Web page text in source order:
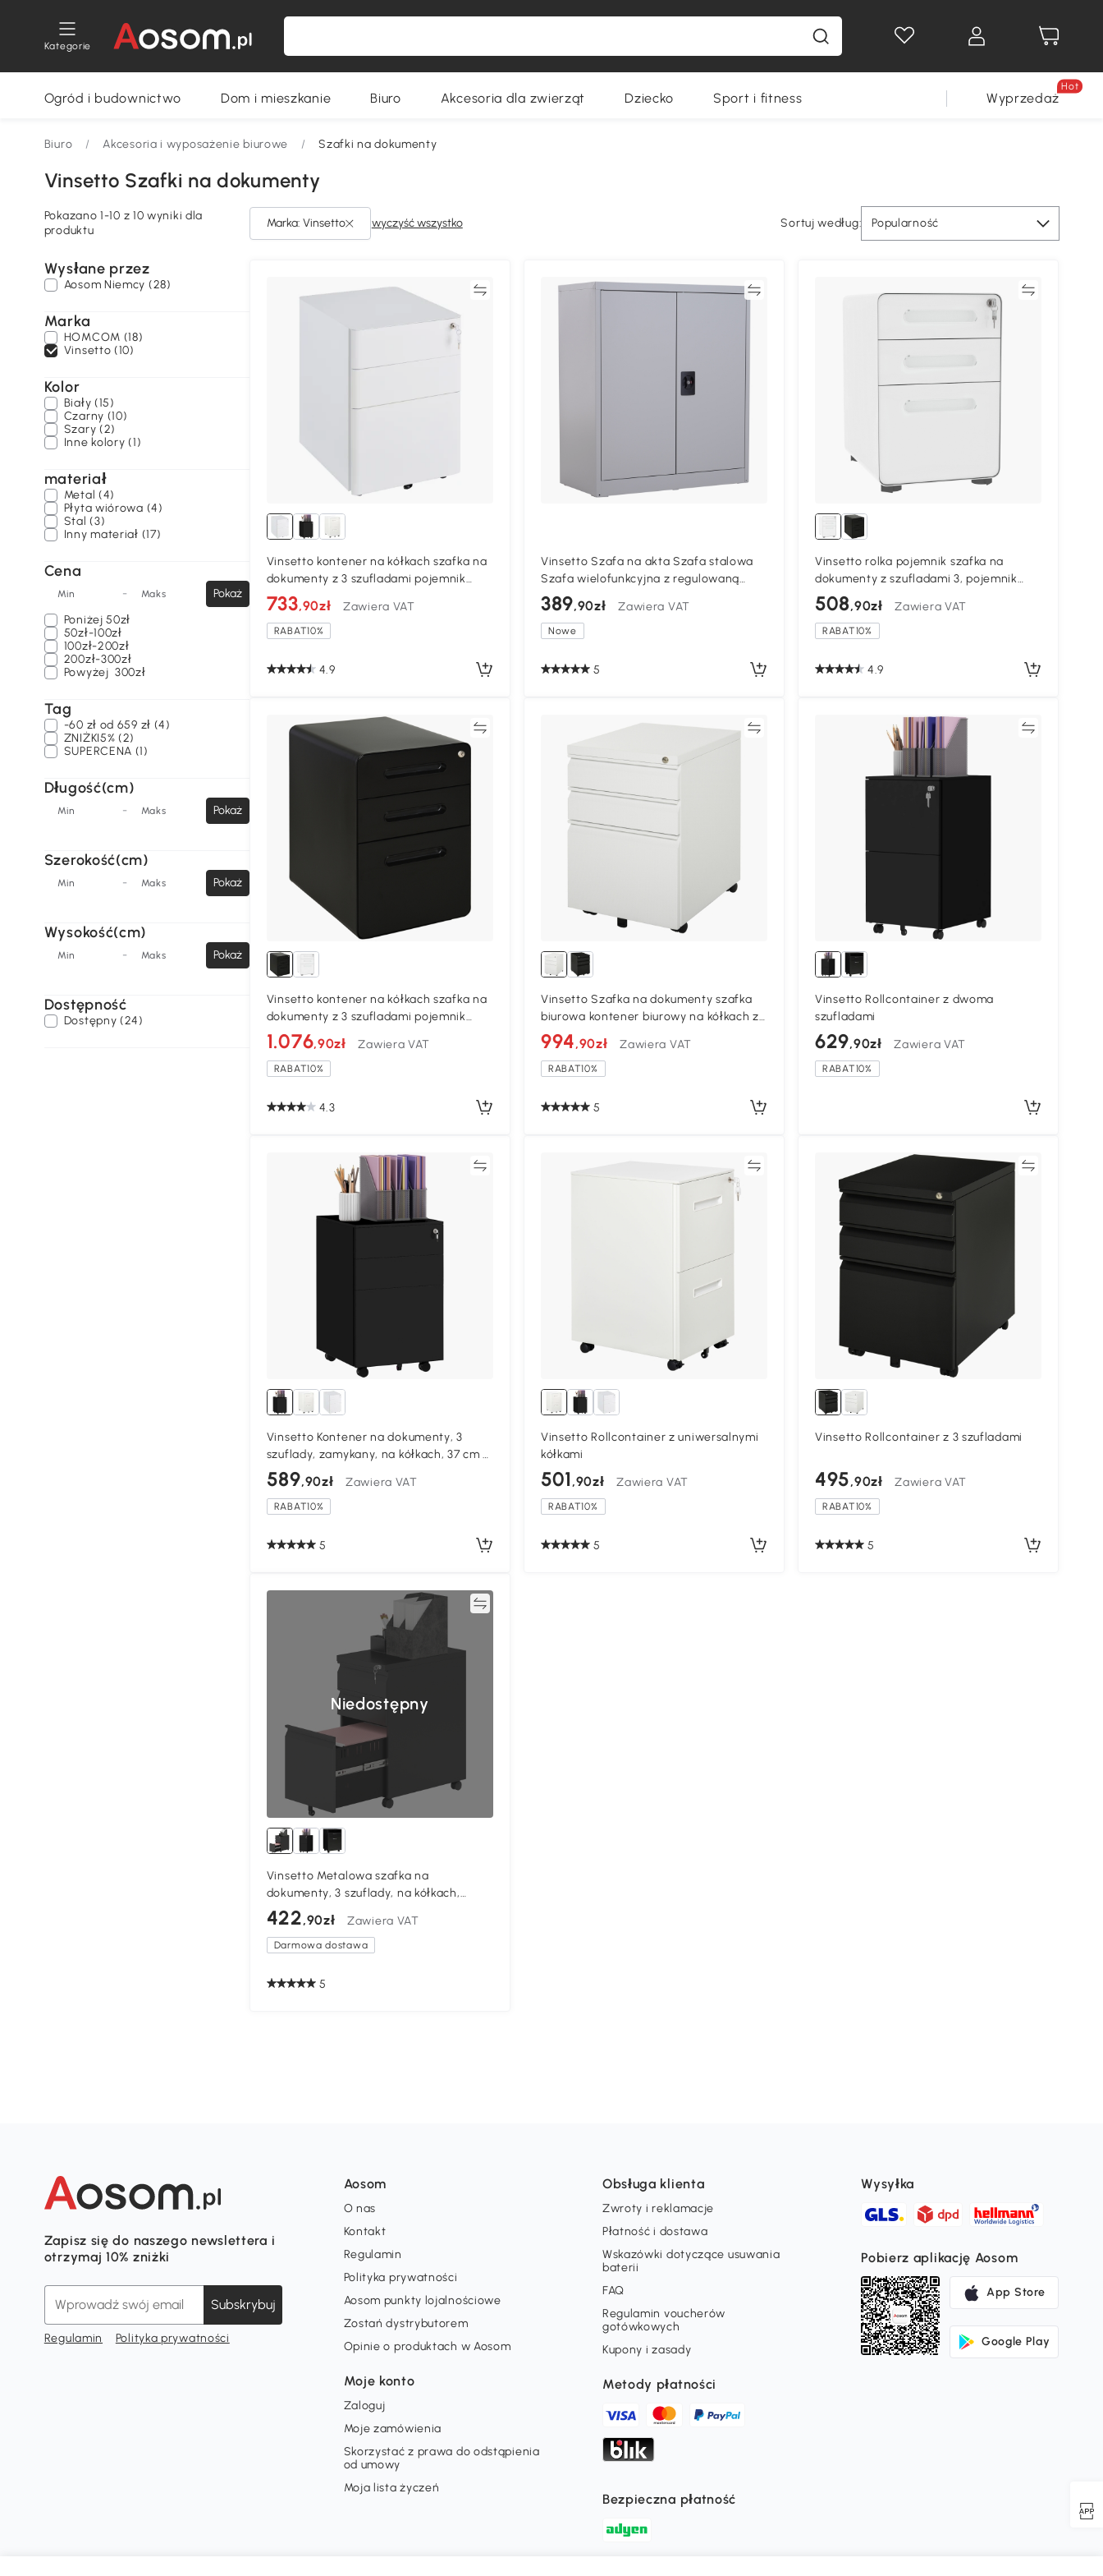
Kategorie
Ogród i budownictwo Dom i mieszkanie Biuro Akcesoria dla zwierząt Dziecko Sport i fitness Wyprzedaż
Hot
Biuro / Akcesoria i wyposażenie biurowe / Szafki na dokumenty
Vinsetto Szafki na dokumenty
Pokazano 1-10 z 10 wyniki dla
produktu
Sortuj według: Popularność
wyczyść wszystko
Marka: Vinsetto
Wysłane przez
Aosom Niemcy (28)
Marka
HOMCOM (18)
Vinsetto (10)
Kolor
Biały (15)
Czarny (10)
Szary (2)
Inne kolory (1)
materiał
Metal (4)
Płyta wiórowa (4)
Stal (3)
Inny materiał (17)
Cena
Min - Maks
Pokaż
Poniżej50zł
50zł-100zł
100zł-200zł
200zł-300zł
Powyżej300zł
Tag
-60 zł od 659 zł (4)
ZNIŻKI5% (2)
SUPERCENA (1)
Długość(cm)
Min - Maks Pokaż
Szerokość(cm)
Min - Maks Pokaż
Wysokość(cm)
Min - Maks Pokaż
Dostępność
Dostępny (24)
Porównywać
Vinsetto kontener na kółkach szafka na
dokumenty z 3 szufladami pojemnik
biurowy stal czarny
733,90zł Zawiera VAT
RABAT10%
4.9
Porównywać
Vinsetto Szafa na akta Szafa stalowa
Szafa wielofunkcyjna z regulowaną
półką i zamkiem do gabinetu i salonu
Szary
389,90zł Zawiera VAT
Nowe
5
Vinsetto rolka pojemnik szafka na
dokumenty z szufladami 3, pojemnik
biurowy, stal, biały
508,90zł Zawiera VAT
RABAT10%
4.9
Porównywać
Vinsetto kontener na kółkach szafka na
dokumenty z 3 szufladami pojemnik
biurowy stal czarny
1.076,90zł Zawiera VAT
RABAT10%
4.3
Porównywać
Vinsetto Szafka na dokumenty szafka
biurowa kontener biurowy na kółkach z
3 szufladami stal biały
994,90zł Zawiera VAT
RABAT10%
5
Porównywać
Vinsetto Rollcontainer z dwoma
szufladami
629,90zł Zawiera VAT
RABAT10%
Porównywać
Vinsetto Kontener na dokumenty, 3
szuflady, zamykany, na kółkach, 37 cm x
43,5 cm x 60 cm, Czarny
589,90zł Zawiera VAT
RABAT10%
5
Vinsetto Rollcontainer z uniwersalnymi
kółkami
501 ,90zł Zawiera VAT
RABAT10%
5
Porównywać
Vinsetto Rollcontainer z 3 szufladami
495,90zł Zawiera VAT
RABAT10%
5
Niedostępny
Porównywać
Vinsetto Metalowa szafka na
dokumenty, 3 szuflady, na kółkach,
Zamykana, Czarna
422,90zł Zawiera VAT
Darmowa dostawa
5
Zapisz się do naszego newslettera i
otrzymaj 10% zniżki
Subskrybuj
Regulamin Polityka prywatności
Aosom
O nas
Kontakt
Regulamin
Polityka prywatności
Aosom punkty lojalnościowe
Zostań dystrybutorem
Opinie o produktach w Aosom
Moje konto
Zaloguj
Moje zamówienia
Skorzystać z prawa do odstąpienia
od umowy
Moja lista życzeń
Obsługa klienta
Zwroty i reklamacje
Płatność i dostawa
Wskazówki dotyczące usuwania
baterii
FAQ
Regulamin voucherów
gotówkowych
Kupony i zasady
Metody płatności
Bezpieczna płatność
Wysyłka
Pobierz aplikację Aosom
App Store
Google Play